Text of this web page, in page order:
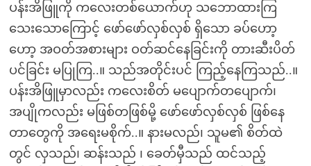
ပန်းအိဖြူကို ကလေးတစ်ယောက်ဟု သဘောထားကြ
သေးသောကြောင့် ဖော်ဖော်လှစ်လှစ် ရှိသော ခပ်ဟော့
ဟော့ အဝတ်အစားများ ဝတ်ဆင်နေခြင်းကို တားဆီးပိတ်
ပင်ခြင်း မပြုကြ..။ သည်အတိုင်းပင် ကြည့်နေကြသည်..။
ပန်းအိဖြူမှာလည်း ကလေးစိတ် မပျောက်တပျောက်၊
အပျိုကလည်း မဖြစ်တဖြစ်မို့ ဖော်ဖော်လှစ်လှစ် ဖြစ်နေ
တာတွေကို အရေးမစိုက်..။ နားမလည်၊ သူမ၏ စိတ်ထဲ
တွင် လှသည်၊ ဆန်းသည် ၊ ခေတ်မှီသည် ထင်သည့်